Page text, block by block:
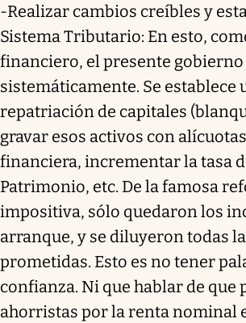
-Realizar cambios creíbles y
Sistema Tributario: En esto,
financiero, el presente gobierno
sistemáticamente. Se establece
repatriación de capitales
gravar esos activos con
financiera, incrementar la tasa
Patrimonio, etc. De la famosa
impositiva, sólo quedaron los
arranque, y se diluyeron todas
prometidas. Esto es no tener
confianza. Ni que hablar de que
ahorristas por la renta nominal